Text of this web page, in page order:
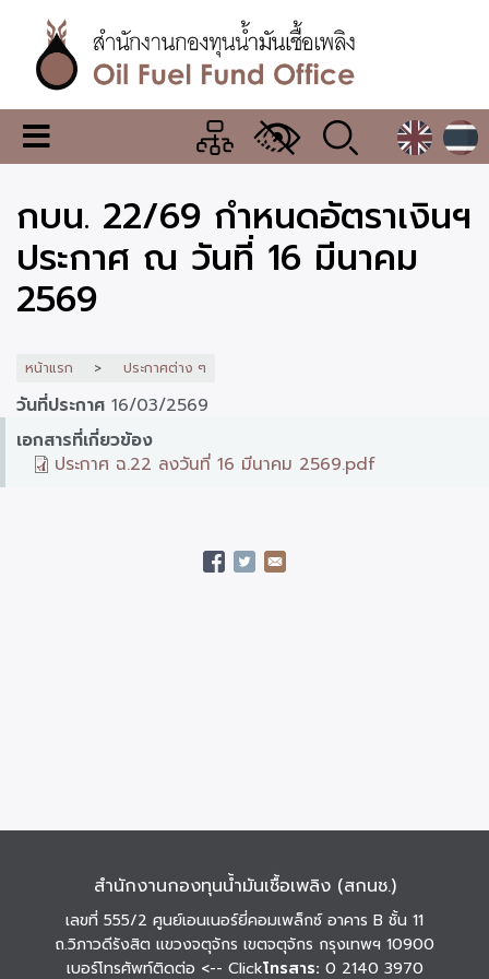
เนื้อหา
หลักสำนักงาน
กองทุน
น้ำมัน
เชื้อ
เพลิง
เมนู
เปลี่ยน
แสดง
ผล
กบน. 22/69 กำหนดอัตราเงินฯ
ประกาศ ณ วันที่ 16 มีนาคม
2569
หน้าแรก ประกาศต่าง ๆ
วันที่ประกาศ 16/03/2569
เอกสารที่เกี่ยวข้อง
ประกาศ ฉ.22 ลงวันที่ 16 มีนาคม 2569.pdf
สำนักงานกองทุนน้ำมันเชื้อเพลิง (สกนช.)
เลขที่ 555/2 ศูนย์เอนเนอร์ยี่คอมเพล็กซ์ อาคาร B ชั้น 11
ถ.วิภาวดีรังสิต แขวงจตุจักร เขตจตุจักร กรุงเทพฯ 10900
เบอร์โทรศัพท์ติดต่อ <-- Clickโทรสาร: 0 2140 3970